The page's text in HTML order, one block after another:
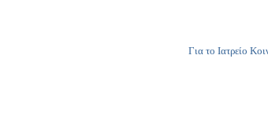
Για το Ιατρείο